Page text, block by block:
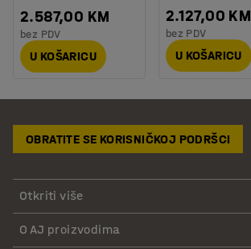
2.587,00 KM
bez PDV
U KOŠARICU
2.127,00 KM
bez PDV
U KOŠARICU
OBRATITE SE KORISNIČKOJ PODRŠCI
Otkriti više
O AJ proizvodima